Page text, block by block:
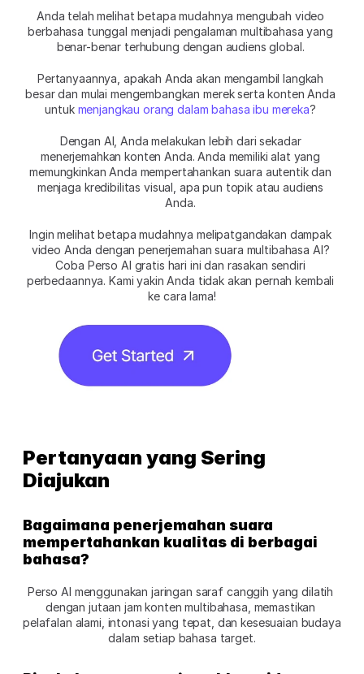
Anda telah melihat betapa mudahnya mengubah video
berbahasa tunggal menjadi pengalaman multibahasa yang
benar-benar terhubung dengan audiens global.
Pertanyaannya, apakah Anda akan mengambil langkah
besar dan mulai mengembangkan merek serta konten Anda
untuk menjangkau orang dalam bahasa ibu mereka?
Dengan AI, Anda melakukan lebih dari sekadar
menerjemahkan konten Anda. Anda memiliki alat yang
memungkinkan Anda mempertahankan suara autentik dan
menjaga kredibilitas visual, apa pun topik atau audiens
Anda.
Ingin melihat betapa mudahnya melipatgandakan dampak
video Anda dengan penerjemahan suara multibahasa AI?
Coba Perso AI gratis hari ini dan rasakan sendiri
perbedaannya. Kami yakin Anda tidak akan pernah kembali
ke cara lama!
Pertanyaan yang Sering
Diajukan
Bagaimana penerjemahan suara
mempertahankan kualitas di berbagai
bahasa?
Perso AI menggunakan jaringan saraf canggih yang dilatih
dengan jutaan jam konten multibahasa, memastikan
pelafalan alami, intonasi yang tepat, dan kesesuaian budaya
dalam setiap bahasa target.